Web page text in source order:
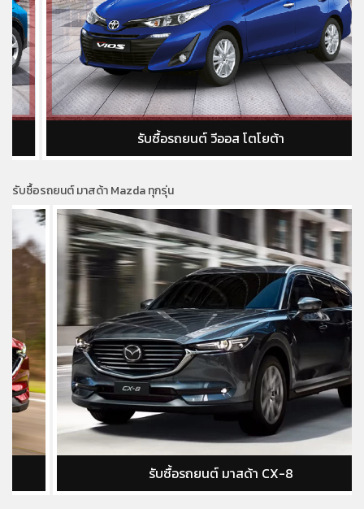
รับซื้อรถยนต์ วีออส โตโยต้า
รับซื้อรถยนต์ มาสด้า Mazda ทุกรุ่น
รับซื้อรถยนต์ มาสด้า CX-8